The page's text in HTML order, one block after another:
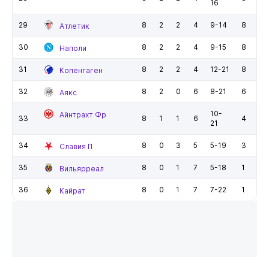
16
29 Атлетик 8 2 2 4 9-14 8
30 Наполи 8 2 2 4 9-15 8
31 Копенгаген 8 2 2 4 12-21 8
32 Аякс 8 2 0 6 8-21 6
33 Айнтрахт Фр 8 1 1 6
10-
21
4
34 Славия П 8 0 3 5 5-19 3
35 Вильярреал 8 0 1 7 5-18 1
36 Кайрат 8 0 1 7 7-22 1